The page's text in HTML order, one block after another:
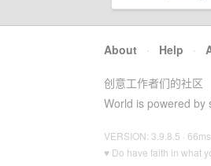
About · Help ·
创意工作者们的社区
World is powered by
VERSION: 3.9.8.5 · 66ms
♥ Do have faith in what